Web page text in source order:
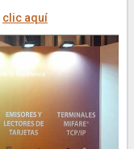
clic aquí